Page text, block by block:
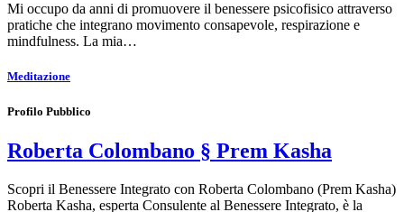
Mi occupo da anni di promuovere il benessere psicofisico attraverso
pratiche che integrano movimento consapevole, respirazione e
mindfulness. La mia…
Meditazione
Profilo Pubblico
Roberta Colombano § Prem Kasha
Scopri il Benessere Integrato con Roberta Colombano (Prem Kasha)
Roberta Kasha, esperta Consulente al Benessere Integrato, è la